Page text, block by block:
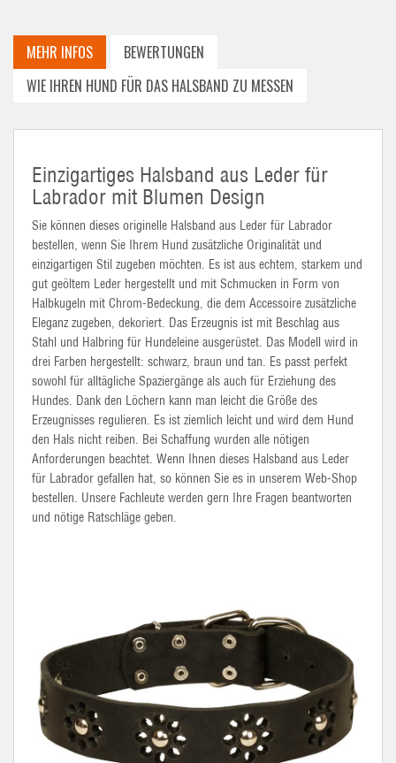
MEHR INFOS
BEWERTUNGEN
WIE IHREN HUND FÜR DAS HALSBAND ZU MESSEN
Einzigartiges Halsband aus Leder für
Labrador mit Blumen Design
Sie können dieses originelle Halsband aus Leder für Labrador
bestellen, wenn Sie Ihrem Hund zusätzliche Originalität und
einzigartigen Stil zugeben möchten. Es ist aus echtem, starkem und
gut geöltem Leder hergestellt und mit Schmucken in Form von
Halbkugeln mit Chrom-Bedeckung, die dem Accessoire zusätzliche
Eleganz zugeben, dekoriert. Das Erzeugnis ist mit Beschlag aus
Stahl und Halbring für Hundeleine ausgerüstet. Das Modell wird in
drei Farben hergestellt: schwarz, braun und tan. Es passt perfekt
sowohl für alltägliche Spaziergänge als auch für Erziehung des
Hundes. Dank den Löchern kann man leicht die Größe des
Erzeugnisses regulieren. Es ist ziemlich leicht und wird dem Hund
den Hals nicht reiben. Bei Schaffung wurden alle nötigen
Anforderungen beachtet. Wenn Ihnen dieses Halsband aus Leder
für Labrador gefallen hat, so können Sie es in unserem Web-Shop
bestellen. Unsere Fachleute werden gern Ihre Fragen beantworten
und nötige Ratschläge geben.